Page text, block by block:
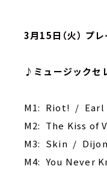
3月15日（火） プ
♪ミュージックセ
M1: Riot! / Earl
M2: The Kiss of
M3: Skin / Dijon
M4: You Never